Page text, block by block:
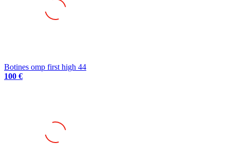
Botines omp first high 44
100 €